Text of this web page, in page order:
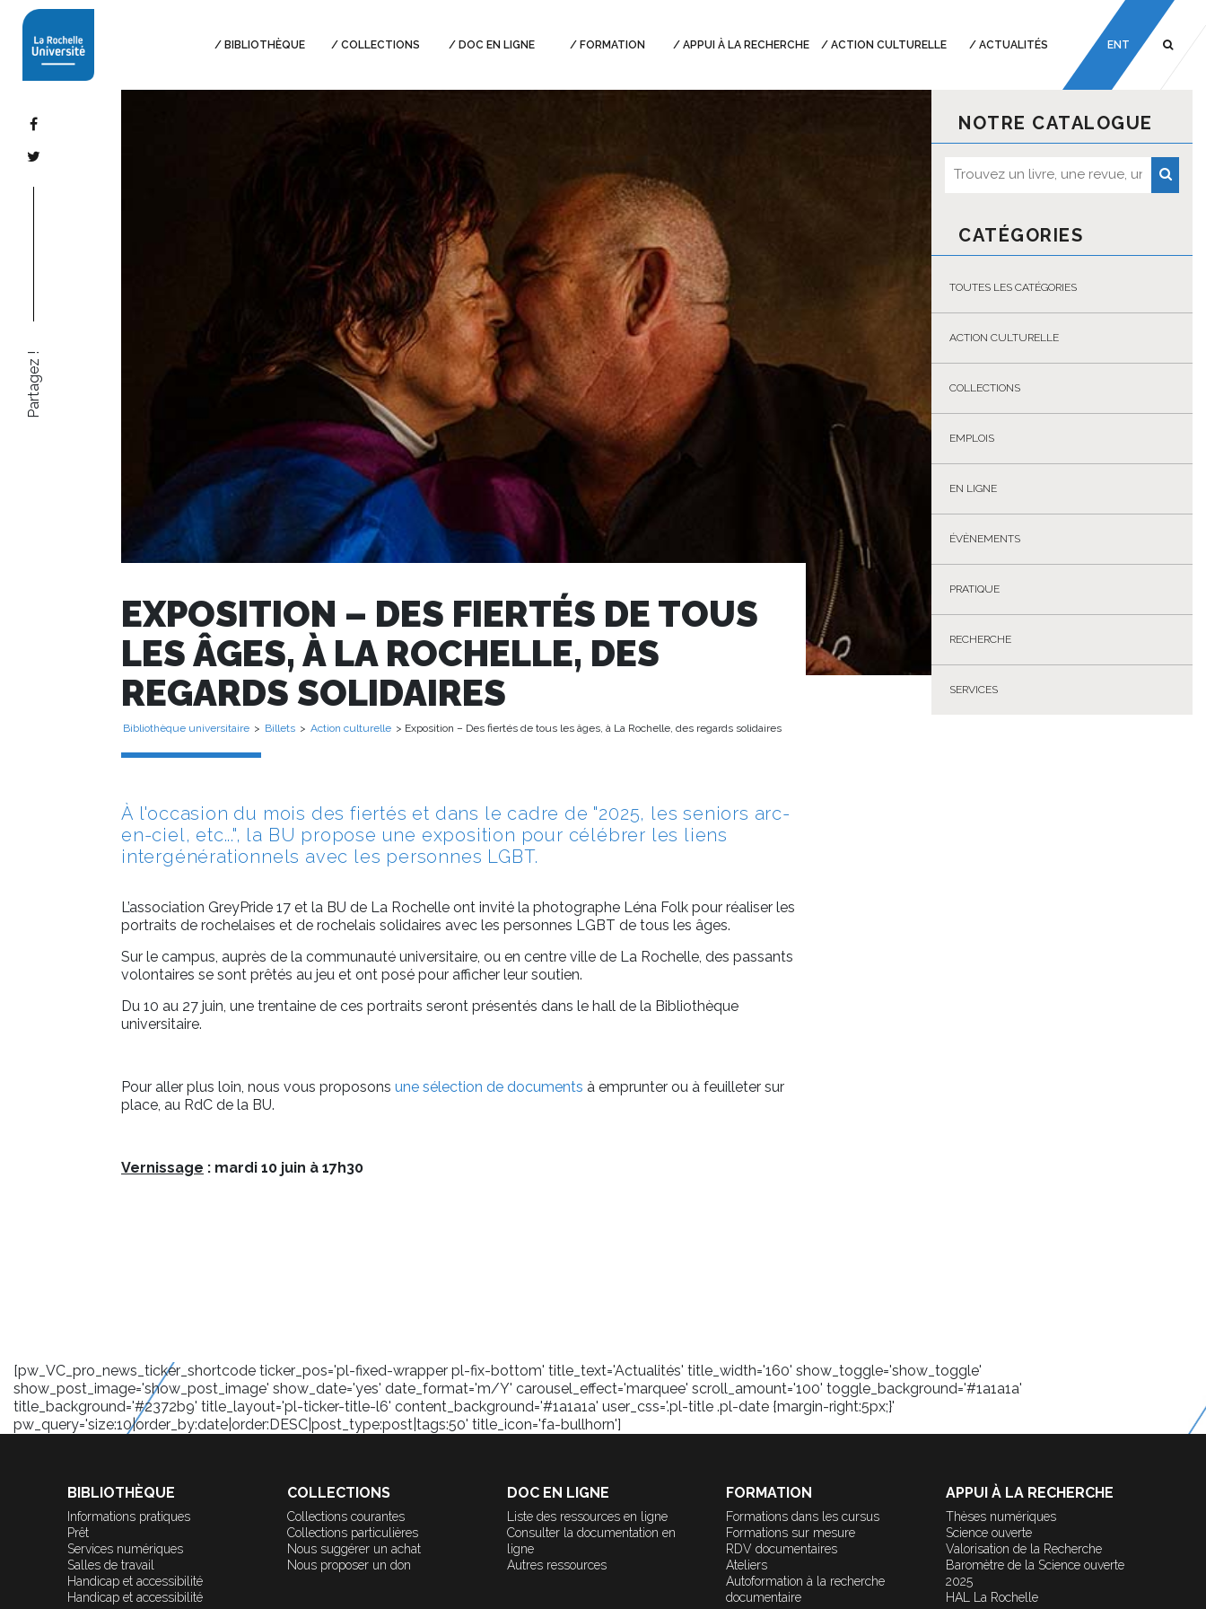
BIBLIOTHÈQUE COLLECTIONS DOC EN LIGNE FORMATION APPUI À LA RECHERCHE ACTION CULTURELLE ACTUALITÉS ENT
Partagez !
EXPOSITION – DES FIERTÉS DE TOUS
LES ÂGES, À LA ROCHELLE, DES
REGARDS SOLIDAIRES
Bibliothèque universitaire > Billets > Action culturelle > Exposition – Des fiertés de tous les âges, à La Rochelle, des regards solidaires
À l'occasion du mois des fiertés et dans le cadre de "2025, les seniors arc-
en-ciel, etc...", la BU propose une exposition pour célébrer les liens
intergénérationnels avec les personnes LGBT.
L’association GreyPride 17 et la BU de La Rochelle ont invité la photographe Léna Folk pour réaliser les
portraits de rochelaises et de rochelais solidaires avec les personnes LGBT de tous les âges.
Sur le campus, auprès de la communauté universitaire, ou en centre ville de La Rochelle, des passants
volontaires se sont prêtés au jeu et ont posé pour afficher leur soutien.
Du 10 au 27 juin, une trentaine de ces portraits seront présentés dans le hall de la Bibliothèque
universitaire.
Pour aller plus loin, nous vous proposons une sélection de documents à emprunter ou à feuilleter sur
place, au RdC de la BU.
Vernissage : mardi 10 juin à 17h30
NOTRE CATALOGUE
CATÉGORIES
TOUTES LES CATÉGORIES
ACTION CULTURELLE
COLLECTIONS
EMPLOIS
EN LIGNE
ÉVÈNEMENTS
PRATIQUE
RECHERCHE
SERVICES
[pw_VC_pro_news_ticker_shortcode ticker_pos='pl-fixed-wrapper pl-fix-bottom' title_text='Actualités' title_width='160' show_toggle='show_toggle'
show_post_image='show_post_image' show_date='yes' date_format='m/Y' carousel_effect='marquee' scroll_amount='100' toggle_background='#1a1a1a'
title_background='#2372b9' title_layout='pl-ticker-title-l6' content_background='#1a1a1a' user_css='.pl-title .pl-date {margin-right:5px;}'
pw_query='size:10|order_by:date|order:DESC|post_type:post|tags:50' title_icon='fa-bullhorn']
BIBLIOTHÈQUE
Informations pratiques
Prêt
Services numériques
Salles de travail
Handicap et accessibilité
Handicap et accessibilité
COLLECTIONS
Collections courantes
Collections particulières
Nous suggérer un achat
Nous proposer un don
DOC EN LIGNE
Liste des ressources en ligne
Consulter la documentation en
ligne
Autres ressources
FORMATION
Formations dans les cursus
Formations sur mesure
RDV documentaires
Ateliers
Autoformation à la recherche
documentaire
APPUI À LA RECHERCHE
Thèses numériques
Science ouverte
Valorisation de la Recherche
Baromètre de la Science ouverte
2025
HAL La Rochelle